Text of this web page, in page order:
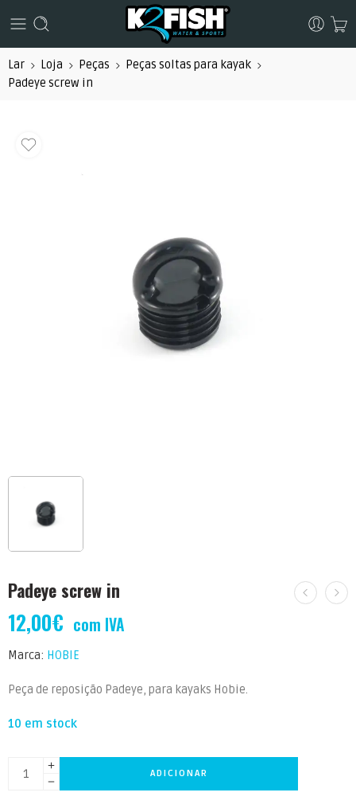
Lar Loja Peças
Peças soltas para kayak
Padeye screw in
Padeye screw in
12,00€ com IVA
Marca: HOBIE
Peça de reposição Padeye, para kayaks Hobie.
10 em stock
ADICIONAR